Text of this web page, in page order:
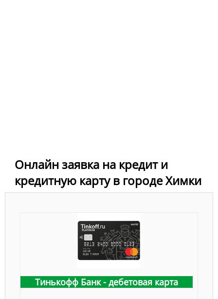
Онлайн заявка на кредит и
кредитную карту в городе Химки
Тинькофф Банк - дебетовая карта